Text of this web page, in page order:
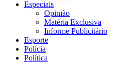
Especiais
Opinião
Matéria Exclusiva
Informe Publicitário
Esporte
Polícia
Política